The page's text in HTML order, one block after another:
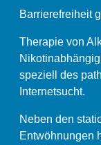
Barrierefreiheit
Therapie von
speziell des
Internetsucht.
Neben den
Entwöhnungen